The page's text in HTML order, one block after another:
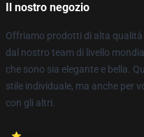
Il nostro negozio
Offriamo prodotti di alta
dal nostro team di livello
che sono sia elegante e bella.
stile individuale, ma anche per
con gli altri.